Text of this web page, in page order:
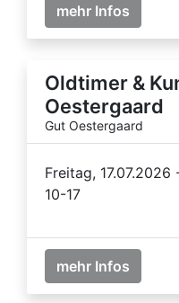
mehr Infos
Oldtimer &
Oestergaard
Gut Oestergaard
Freitag,
10-17
mehr Infos